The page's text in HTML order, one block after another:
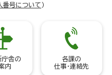
番号について ）
庁舎の
内
各課の
仕事・連絡先